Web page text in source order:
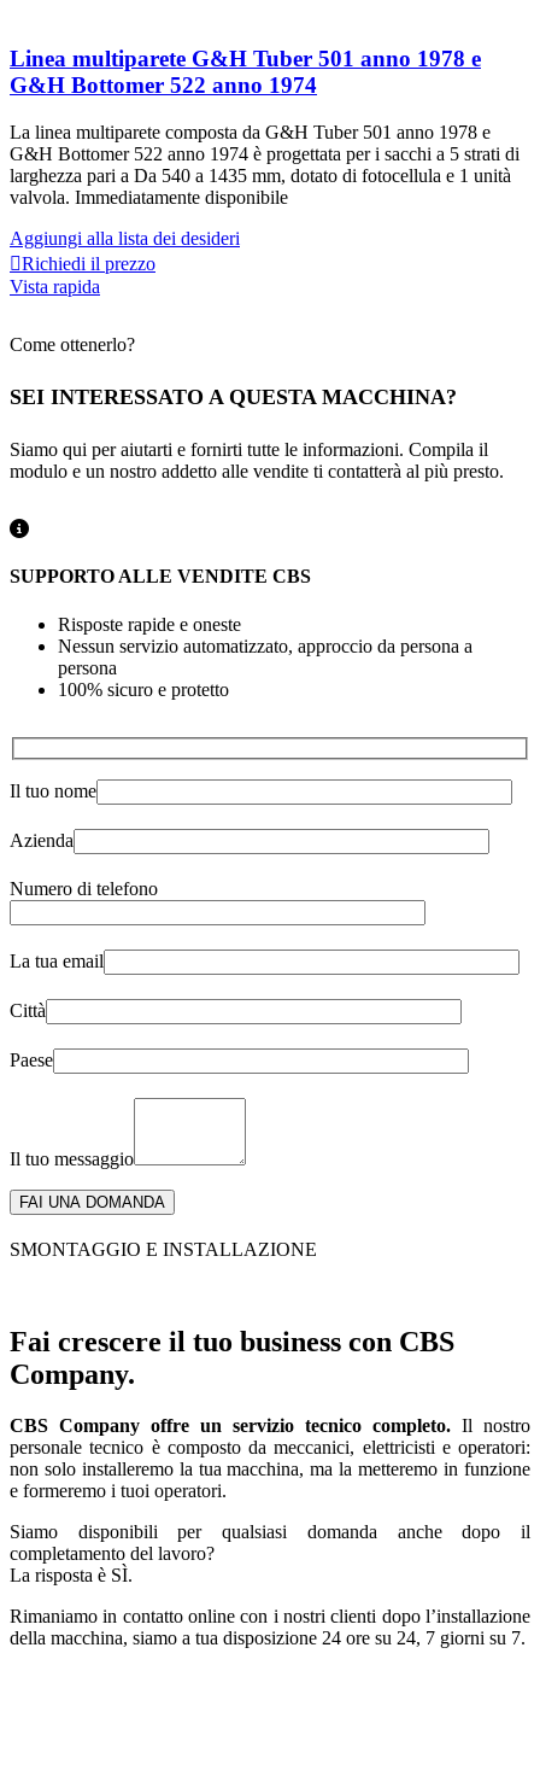
Linea multiparete G&H Tuber 501 anno 1978 e
G&H Bottomer 522 anno 1974
La linea multiparete composta da G&H Tuber 501 anno 1978 e
G&H Bottomer 522 anno 1974 è progettata per i sacchi a 5 strati di
larghezza pari a Da 540 a 1435 mm, dotato di fotocellula e 1 unità
valvola. Immediatamente disponibile
Aggiungi alla lista dei desideri
Richiedi il prezzo
Vista rapida
Come ottenerlo?
SEI INTERESSATO A QUESTA MACCHINA?
Siamo qui per aiutarti e fornirti tutte le informazioni. Compila il
modulo e un nostro addetto alle vendite ti contatterà al più presto.
SUPPORTO ALLE VENDITE CBS
Risposte rapide e oneste
Nessun servizio automatizzato, approccio da persona a
persona
100% sicuro e protetto
Il tuo nome
Azienda
Numero di telefono
La tua email
Città
Paese
Il tuo messaggio
SMONTAGGIO E INSTALLAZIONE
Fai crescere il tuo business con CBS
Company.
CBS Company offre un servizio tecnico completo. Il nostro
personale tecnico è composto da meccanici, elettricisti e operatori:
non solo installeremo la tua macchina, ma la metteremo in funzione
e formeremo i tuoi operatori.
Siamo disponibili per qualsiasi domanda anche dopo il
completamento del lavoro?
La risposta è SÌ.
Rimaniamo in contatto online con i nostri clienti dopo l’installazione
della macchina, siamo a tua disposizione 24 ore su 24, 7 giorni su 7.